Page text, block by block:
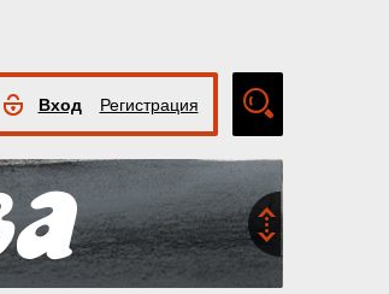
Вход Регистрация
поиск